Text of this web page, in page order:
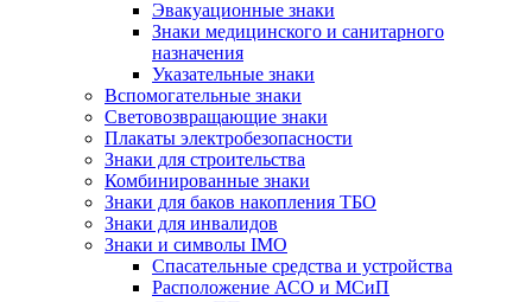
Эвакуационные знаки
Знаки медицинского и санитарного
назначения
Указательные знаки
Вспомогательные знаки
Световозвращающие знаки
Плакаты электробезопасности
Знаки для строительства
Комбинированные знаки
Знаки для баков накопления ТБО
Знаки для инвалидов
Знаки и символы IMO
Спасательные средства и устройства
Расположение АСО и МСиП